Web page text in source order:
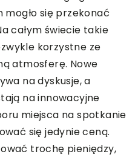
mogło się przekonać
całym świecie takie
korzystne ze
atmosferę. Nowe
na dyskusje, a
na innowacyjne
miejsca na spotkanie
się jedynie ceną.
trochę pieniędzy,